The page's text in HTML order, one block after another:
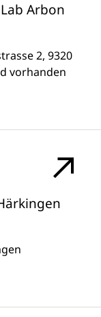
Arbon
2, 9320
vorhanden